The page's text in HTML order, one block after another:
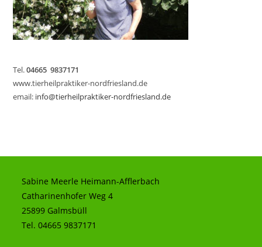
Tel.04665 9837171
www.tierheilpraktiker-nordfriesland.de
email: info@tierheilpraktiker-nordfriesland.de
Sabine Meerle Heimann-Afflerbach
Catharinenhofer Weg 4
25899 Galmsbüll
Tel. 04665 9837171